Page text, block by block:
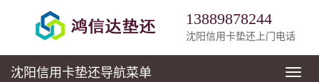
13889878244
沈阳信用卡垫还上门电话
导
沈阳信用卡垫还导航菜单